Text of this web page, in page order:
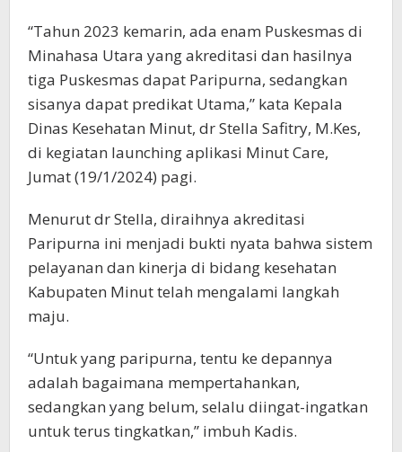
“Tahun 2023 kemarin, ada enam Puskesmas di
Minahasa Utara yang akreditasi dan hasilnya
tiga Puskesmas dapat Paripurna, sedangkan
sisanya dapat predikat Utama,” kata Kepala
Dinas Kesehatan Minut, dr Stella Safitry, M.Kes,
di kegiatan launching aplikasi Minut Care,
Jumat (19/1/2024) pagi.
Menurut dr Stella, diraihnya akreditasi
Paripurna ini menjadi bukti nyata bahwa sistem
pelayanan dan kinerja di bidang kesehatan
Kabupaten Minut telah mengalami langkah
maju.
“Untuk yang paripurna, tentu ke depannya
adalah bagaimana mempertahankan,
sedangkan yang belum, selalu diingat-ingatkan
untuk terus tingkatkan,” imbuh Kadis.